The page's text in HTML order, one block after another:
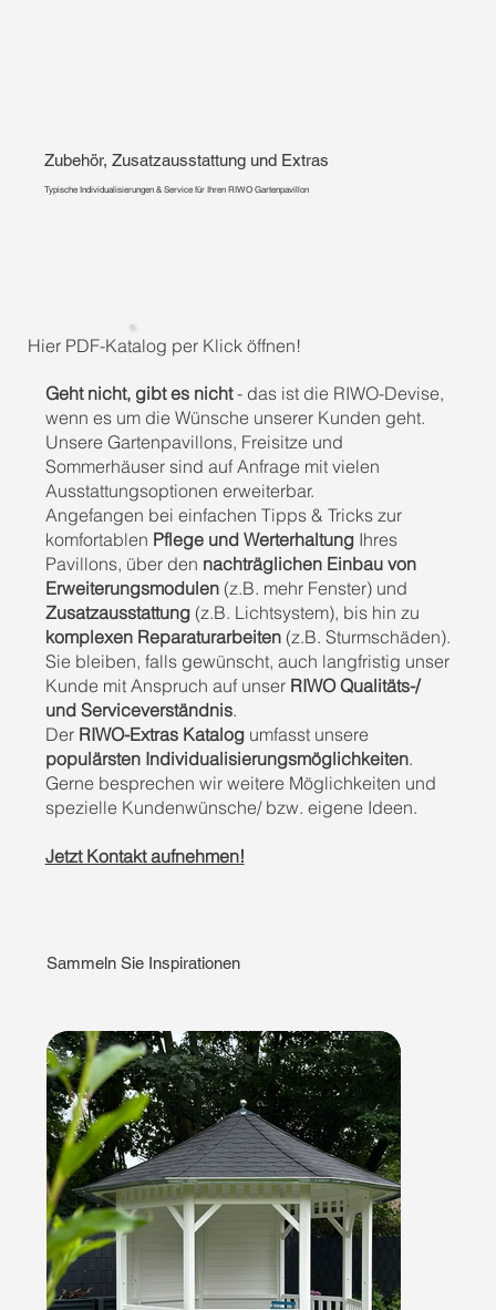
Ihrem Stil perfekt an. Die Wahl der Grundform definiert
dabei das gesamte Erscheinungsbild:
Das Spitzdach wird hier mit einem kunstvollen Schwung
in den Sparren ausgeführt, was dem Pavillon eine fast
Das ovale 10-Eck: Die luxuriöse Lösung für maximale
Fläche. Diese Form bietet eine enorme Grundfläche ohne
den Dachschwung, was für eine ruhige, souveräne
Ausstrahlung sorgt – ideal für weitläufige
Loungelandschaften.
Handwerkliche Details und Komfort
Ein Freisitz der Serie Vacanza ist eine Leinwand für Ihre
individuellen Ideen:
Individuelle Wandelemente: Ergänzen Sie Ihren Pavillon
mit Sichtschutz oder Glaselementen, um Ihren
persönlichen Rückzugsort zu vervollständigen.
Planung nach Maß: In unserer Manufaktur fertigen wir
jede Komponente nach Ihren exakten Wunschmaßen an,
passend zur Statik und den gewählten Dachformen.
Qualität direkt vom Hersteller: Sicher und zuverlässig
Die Fertigung in unserer Manufaktur garantiert eine
Präzision, die über den Standard hinausgeht. Besonders
die Konstruktion eines geschwungenen Spitzdachs
Produkt, das außergewöhnliches Design und
handwerkliche Perfektion vereint.
Sammeln Sie Inspirationen
Zubehör, Zusatzausstattung und Extras
Typische Individualisierungen & Service für Ihren RIWO Gartenpavillon
Geht nicht, gibt es nicht- das ist die RIWO-Devise,
wenn es um die Wünsche unserer Kunden geht.
Unsere Gartenpavillons, Freisitze und
Sommerhäuser sind auf Anfrage mit vielen
Ausstattungsoptionen erweiterbar.
Angefangen bei einfachen Tipps & Tricks zur
komfortablen Pflege und WerterhaltungIhres
Pavillons, über den nachträglichen Einbau von
Erweiterungsmodulen(z.B. mehr Fenster) und
Zusatzausstattung (z.B. Lichtsystem), bis hin zu
komplexen Reparaturarbeiten(z.B. Sturmschäden).
Sie bleiben, falls gewünscht, auch langfristig unser
Kunde mit Anspruch auf unser RIWO Qualitäts-/
und Serviceverständnis.
Der RIWO-Extras Katalogumfasst unsere
populärsten Individualisierungsmöglichkeiten.
Gerne besprechen wir weitere Möglichkeiten und
spezielle Kundenwünsche/ bzw. eigene Ideen.
Jetzt Kontakt aufnehmen!
Hier PDF-Katalog per Klick öffnen!